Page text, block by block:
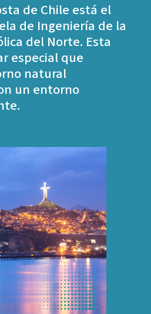
de Chile está el
de Ingeniería de la
del Norte. Esta
especial que
natural
un entorno